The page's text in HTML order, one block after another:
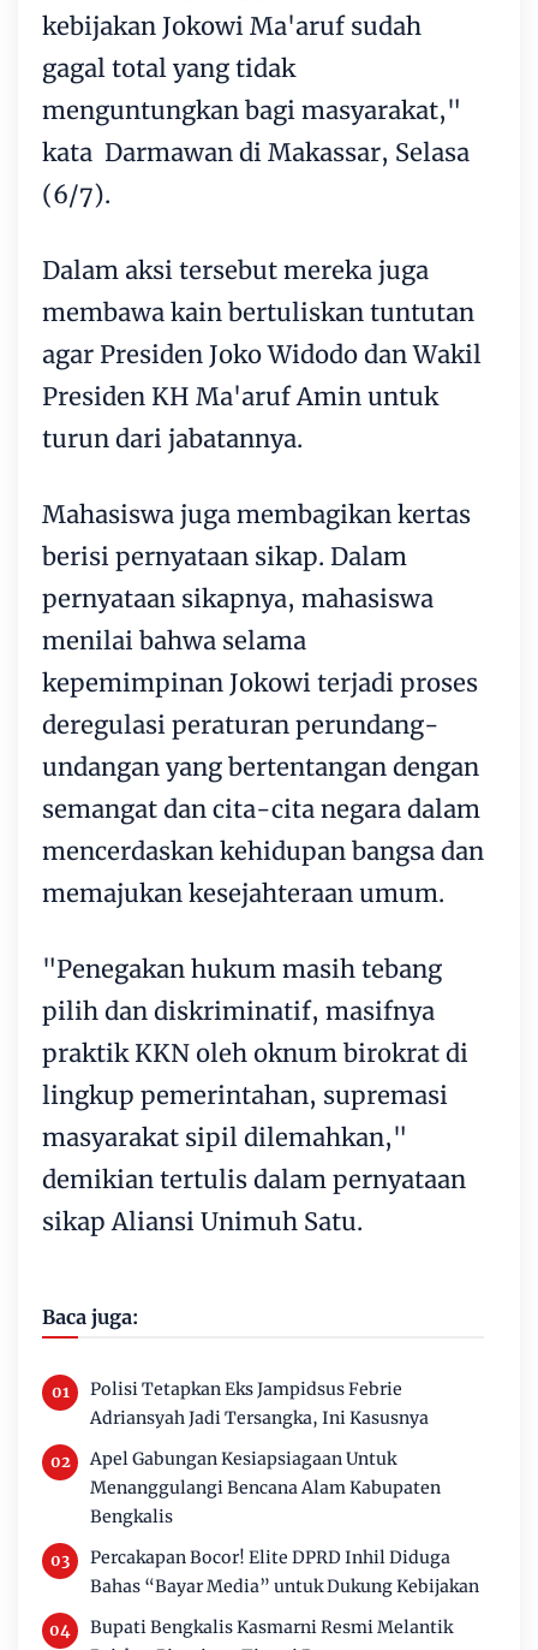
kebijakan Jokowi Ma'aruf sudah
gagal total yang tidak
menguntungkan bagi masyarakat,"
kata Darmawan di Makassar, Selasa
(6/7).
Dalam aksi tersebut mereka juga
membawa kain bertuliskan tuntutan
agar Presiden Joko Widodo dan Wakil
Presiden KH Ma'aruf Amin untuk
turun dari jabatannya.
Mahasiswa juga membagikan kertas
berisi pernyataan sikap. Dalam
pernyataan sikapnya, mahasiswa
menilai bahwa selama
kepemimpinan Jokowi terjadi proses
deregulasi peraturan perundang-
undangan yang bertentangan dengan
semangat dan cita-cita negara dalam
mencerdaskan kehidupan bangsa dan
memajukan kesejahteraan umum.
"Penegakan hukum masih tebang
pilih dan diskriminatif, masifnya
praktik KKN oleh oknum birokrat di
lingkup pemerintahan, supremasi
masyarakat sipil dilemahkan,"
demikian tertulis dalam pernyataan
sikap Aliansi Unimuh Satu.
Baca juga:
Polisi Tetapkan Eks Jampidsus Febrie
Adriansyah Jadi Tersangka, Ini Kasusnya
Apel Gabungan Kesiapsiagaan Untuk
Menanggulangi Bencana Alam Kabupaten
Bengkalis
Percakapan Bocor! Elite DPRD Inhil Diduga
Bahas “Bayar Media” untuk Dukung Kebijakan
Bupati Bengkalis Kasmarni Resmi Melantik